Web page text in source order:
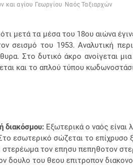
και αγίου Γεωργίου Ναός Ταξιαρχών
μετά τα μέσα του 18ου αιώνα
του 1953. Αναλυτική
Στο δυτικό άκρο ανοίγεται
και το απλού τύπου
διακόσμου: Εξωτερικά ο ναός είναι
εσωτερικό σώζεται το
στερέωμα τον επησυ πεπηθοτον
δουλο του θεου επιτροπον